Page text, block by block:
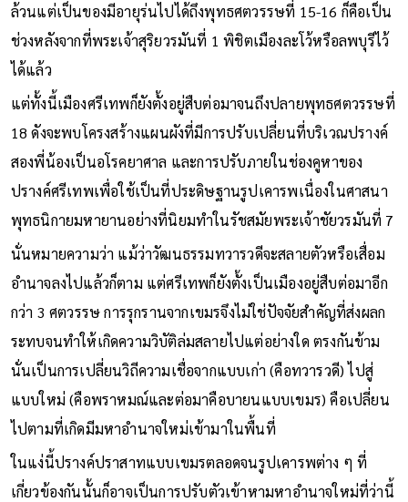
ล้วนแต่เป็นของมีอายุร่นไปได้ถึงพุทธศตวรรษที่ 15-16 ก็คือเป็น
ช่วงหลังจากที่พระเจ้าสุริยวรมันที่ 1 พิชิตเมืองละโว้หรือลพบุรีไว้
ได้แล้ว
แต่ทั้งนี้เมืองศรีเทพก็ยังตั้งอยู่สืบต่อมาจนถึงปลายพุทธศตวรรษที่
18 ดังจะพบโครงสร้างแผนผังที่มีการปรับเปลี่ยนที่บริเวณปรางค์
สองพี่น้องเป็นอโรคยาศาล และการปรับภายในช่องคูหาของ
ปรางค์ศรีเทพเพื่อใช้เป็นที่ประดิษฐานรูปเคารพเนื่องในศาสนา
พุทธนิกายมหายานอย่างที่นิยมทำในรัชสมัยพระเจ้าชัยวรมันที่ 7
นั่นหมายความว่า แม้ว่าวัฒนธรรมทวารวดีจะสลายตัวหรือเสื่อม
อำนาจลงไปแล้วก็ตาม แต่ศรีเทพก็ยังตั้งเป็นเมืองอยู่สืบต่อมาอีก
กว่า 3 ศตวรรษ การรุกรานจากเขมรจึงไม่ใช่ปัจจัยสำคัญที่ส่งผลก
ระทบจนทำให้เกิดความวิบัติล่มสลายไปแต่อย่างใด ตรงกันข้าม
นั่นเป็นการเปลี่ยนวิถีความเชื่อจากแบบเก่า (คือทวารวดี) ไปสู่
แบบใหม่ (คือพราหมณ์และต่อมาคือบายนแบบเขมร) คือเปลี่ยน
ไปตามที่เกิดมีมหาอำนาจใหม่เข้ามาในพื้นที่
ในแง่นี้ปรางค์ปราสาทแบบเขมรตลอดจนรูปเคารพต่าง ๆ ที่
เกี่ยวข้องกันนั้นก็อาจเป็นการปรับตัวเข้าหามหาอำนาจใหม่ที่ว่านี้